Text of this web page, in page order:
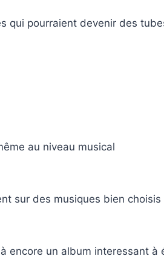
qui pourraient devenir des
au niveau musical
sur des musiques bien choisis
encore un album interessant